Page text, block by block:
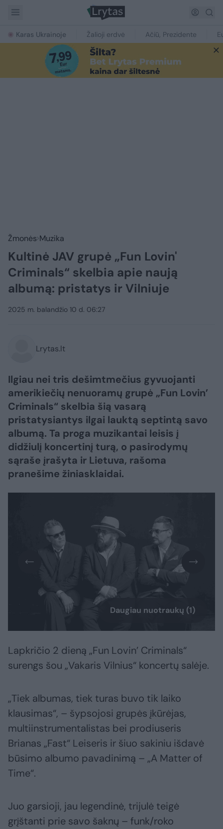
Karas Ukrainoje Žalioji erdvė Ačiū, Prezidente
Žmonės Muzika
Kultinė JAV grupė „Fun Lovin'
Criminals“ skelbia apie naują
albumą: pristatys ir Vilniuje
2025 m. balandžio 10 d. 06:27
Lrytas.lt
Ilgiau nei tris dešimtmečius gyvuojanti
amerikiečių nenuoramų grupė „Fun Lovin’
Criminals“ skelbia šią vasarą
pristatysiantys ilgai lauktą septintą savo
albumą. Ta proga muzikantai leisis į
didžiulį koncertinį turą, o pasirodymų
sąraše įrašyta ir Lietuva, rašoma
pranešime žiniasklaidai.
Daugiau nuotraukų (1)
Lapkričio 2 dieną „Fun Lovin’ Criminals“
surengs šou „Vakaris Vilnius“ koncertų salėje.
„Tiek albumas, tiek turas buvo tik laiko
klausimas“, – šypsojosi grupės įkūrėjas,
multiinstrumentalistas bei prodiuseris
Brianas „Fast“ Leiseris ir šiuo sakiniu išdavė
būsimo albumo pavadinimą – „A Matter of
Time“.
Juo garsioji, jau legendinė, trijulė teigė
grįštanti prie savo šaknų – funk/roko